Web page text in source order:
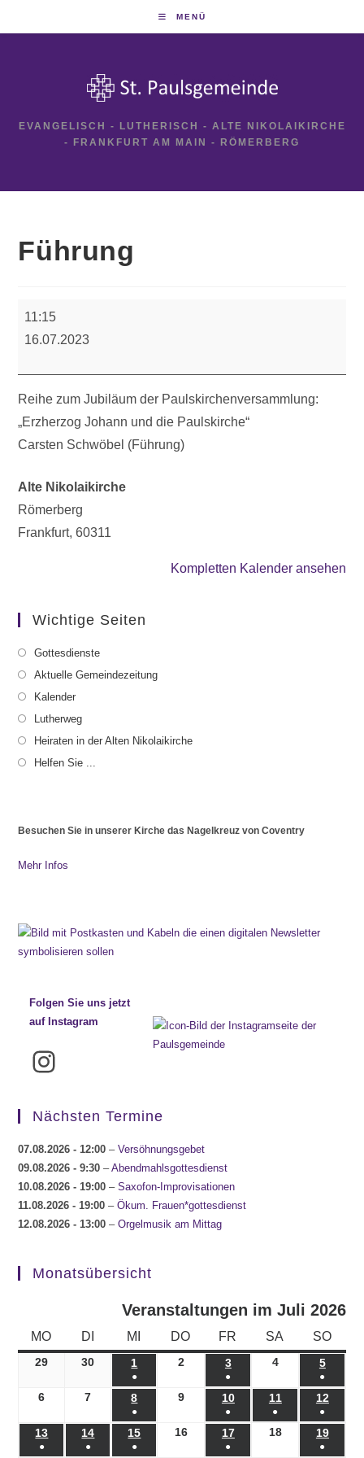
MENÜ
EVANGELISCH - LUTHERISCH - ALTE NIKOLAIKIRCHE
- FRANKFURT AM MAIN - RÖMERBERG
Führung
11:15
16.07.2023
Reihe zum Jubiläum der Paulskirchenversammlung:
„Erzherzog Johann und die Paulskirche“
Carsten Schwöbel (Führung)
Alte Nikolaikirche
Römerberg
Frankfurt,60311
Kompletten Kalender ansehen
Wichtige Seiten
Gottesdienste
Aktuelle Gemeindezeitung
Kalender
Lutherweg
Heiraten in der Alten Nikolaikirche
Helfen Sie ...
Besuchen Sie in unserer Kirche das Nagelkreuz von Coventry
Mehr Infos
Folgen Sie uns jetzt
auf Instagram
Instagram
Nächsten Termine
07.08.2026 - 12:00 –Versöhnungsgebet
09.08.2026 - 9:30 –Abendmahlsgottesdienst
10.08.2026 - 19:00 –Saxofon-Improvisationen
11.08.2026 - 19:00 –Ökum. Frauen*gottesdienst
12.08.2026 - 13:00 –Orgelmusik am Mittag
Monatsübersicht
Veranstaltungen im Juli 2026
MO MONTAG
DI DIENSTAG
MI MITTWOCH
DO DONNERSTAG
FR FREITAG
SA SAMSTAG
SO
29 29.06.2026
30 30.06.2026
1 01.07.2026
●
(1
Veranstaltung)
202.07.2026
303.07.2026
●
(1
Veranstaltung)
404.07.2026
5
●
(1
6 06.07.2026
7 07.07.2026
8 08.07.2026
●
(1
Veranstaltung)
909.07.2026
1010.07.2026
●
(1
Veranstaltung)
1111.07.2026
●
(1
Veranstaltung)
12
●
(1
13 13.07.2026
●
14 14.07.2026
●
15 15.07.2026
●
1616.07.2026
1717.07.2026
●
1818.07.2026
19
●